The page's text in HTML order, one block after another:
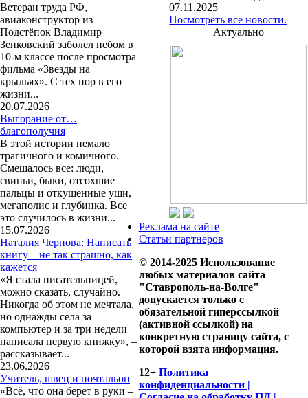
Ветеран труда РФ,
авиаконструктор из
Подстёпок Владимир
Зенковский заболел небом в
10-м классе после просмотра
фильма «Звезды на
крыльях». С тех пор в его
жизни...
20.07.2026
Выгорание от…
благополучия
В этой истории немало
трагичного и комичного.
Смешалось все: люди,
свиньи, быки, отсохшие
пальцы и откушенные уши,
мегаполис и глубинка. Все
это случилось в жизни...
15.07.2026
Наталия Чернова: Написать
книгу – не так страшно, как
кажется
«Я стала писательницей,
можно сказать, случайно.
Никогда об этом не мечтала,
но однажды села за
компьютер и за три недели
написала первую книжку», –
рассказывает...
23.06.2026
Учитель, швец и почтальон
«Всё, что она берет в руки –
07.11.2025
Посмотреть все новости.
Актуально
Реклама на сайте
Статьи партнеров
© 2014-2025 Использование
любых материалов сайта
"Ставрополь-на-Волге"
допускается только с
обязательной гиперссылкой
(активной ссылкой) на
конкретную страницу сайта, с
которой взята информация.
12+ Политика
конфиденциальности |